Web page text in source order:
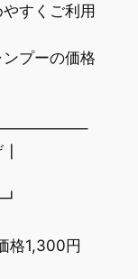
すくご利用
プーの価格
┃げ┃
1,300円